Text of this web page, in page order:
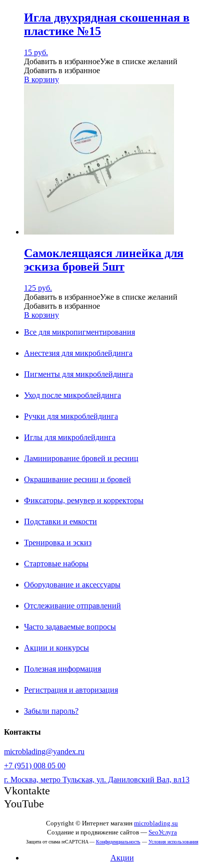
Игла двухрядная скошенная в
пластике №15
15 руб.
Добавить в избранноеУже в списке желаний
Добавить в избранное
В корзину
Самоклеящаяся линейка для
эскиза бровей 5шт
125 руб.
Добавить в избранноеУже в списке желаний
Добавить в избранное
В корзину
Все для микропигментирования
Анестезия для микроблейдинга
Пигменты для микроблейдинга
Уход после микроблейдинга
Ручки для микроблейдинга
Иглы для микроблейдинга
Ламинирование бровей и ресниц
Окрашивание ресниц и бровей
Фиксаторы, ремувер и корректоры
Подставки и емкости
Тренировка и эскиз
Стартовые наборы
Оборудование и аксессуары
Отслеживание отправлений
Часто задаваемые вопросы
Акции и конкурсы
Полезная информация
Регистрация и авторизация
Забыли пароль?
Контакты
microblading@yandex.ru
+7 (951) 008 05 00
г. Москва, метро Тульская, ул. Даниловский Вал, вл13
Vkontakte
YouTube
Copyright © Интернет магазин microblading.su
Создание и продвижение сайтов — SeoУслуга
Защита от спама reCAPTCHA — Конфиденциальность— Условия использования
Акции